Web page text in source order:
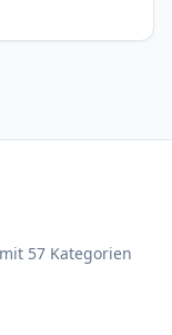
57 Kategorien